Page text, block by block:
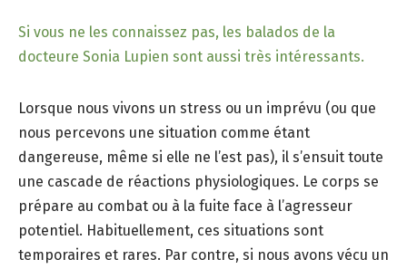
Si vous ne les connaissez pas, les balados de la
docteure Sonia Lupien sont aussi très intéressants.
Lorsque nous vivons un stress ou un imprévu (ou que
nous percevons une situation comme étant
dangereuse, même si elle ne l’est pas), il s’ensuit toute
une cascade de réactions physiologiques. Le corps se
prépare au combat ou à la fuite face à l’agresseur
potentiel. Habituellement, ces situations sont
temporaires et rares. Par contre, si nous avons vécu un